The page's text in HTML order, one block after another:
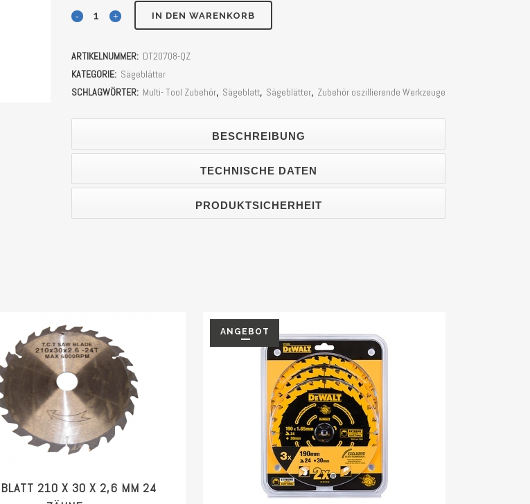
DEWALT
Segment-
Sägeblatt
Multi-
IN DEN WARENKORB
ARTIKELNUMMER: DT20708-QZ
KATEGORIE: Sägeblätter
SCHLAGWÖRTER: Multi- Tool Zubehör, Sägeblatt, Sägeblätter, Zubehör oszillierende Werkzeuge
BESCHREIBUNG
TECHNISCHE DATEN
PRODUKTSICHERHEIT
210 X 30 X 2,6 MM 24
ANGEBOT